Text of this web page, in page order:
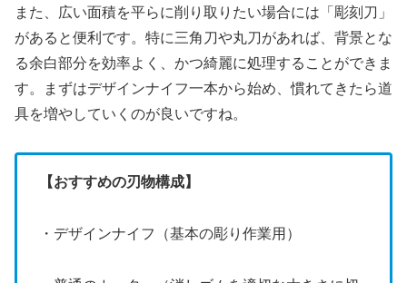
また、広い面積を平らに削り取りたい場合には「彫刻刀」
があると便利です。特に三角刀や丸刀があれば、背景とな
る余白部分を効率よく、かつ綺麗に処理することができま
す。まずはデザインナイフ一本から始め、慣れてきたら道
具を増やしていくのが良いですね。
【おすすめの刃物構成】
・デザインナイフ（基本の彫り作業用）